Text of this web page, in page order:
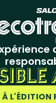
L'ÉDITION